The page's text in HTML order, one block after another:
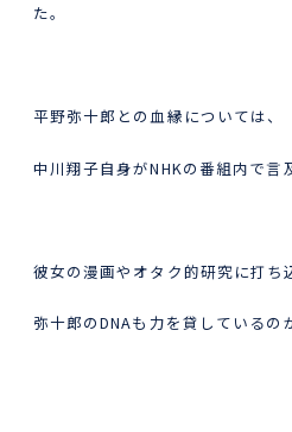
た。
平野弥十郎との血縁については、
中川翔子自身がNHKの番組内で言
彼女の漫画やオタク的研究に打ち
弥十郎のDNAも力を貸しているの